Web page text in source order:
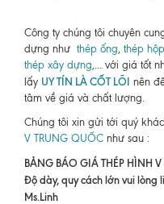
Công ty chúng tôi chuyên
dựng như thép ống, thép hộp
thép xây dựng,... với giá tốt
lấy UY TÍN LÀ CỐT LÕI nên
tâm về giá và chất lượng.
Chúng tôi xin gửi tới quý
V TRUNG QUỐC như sau :
BẢNG BÁO GIÁ THÉP HÌNH
Độ dày, quy cách lớn vui lòng
Ms.Linh